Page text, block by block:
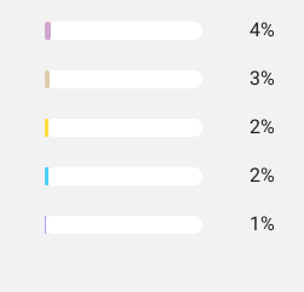
4%
3%
2%
2%
1%